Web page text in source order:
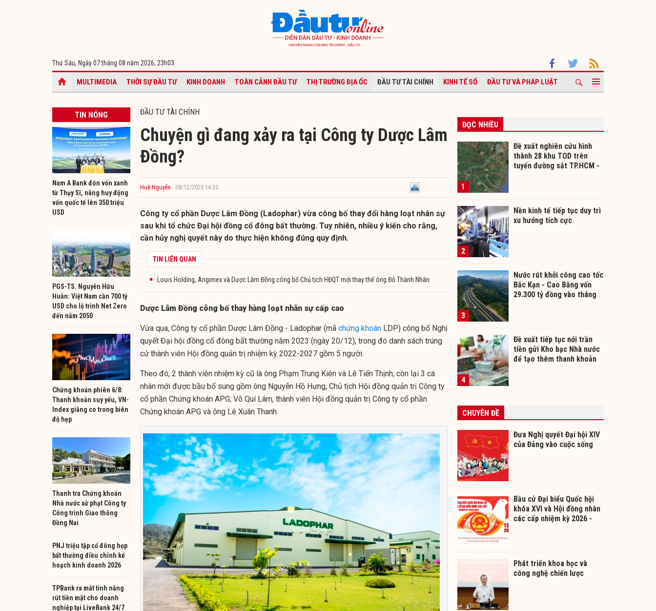
Thứ Sáu, Ngày 07 tháng 08 năm 2026, 23h03
MULTIMEDIA THỜI SỰ ĐẦU TƯ KINH DOANH TOÀN CẢNH ĐẦU TƯ THỊ TRƯỜNG ĐỊA ỐC ĐẦU TƯ TÀI CHÍNH KINH TẾ SỐ ĐẦU TƯ VÀ PHÁP LUẬT
TIN NÓNG
Nam A Bank đón vốn xanh
từ Thụy Sĩ, nâng huy động
vốn quốc tế lên 350 triệu
USD
PGS-TS. Nguyễn Hữu
Huân: Việt Nam cần 700 tỷ
USD cho lộ trình Net Zero
đến năm 2050
Chứng khoán phiên 6/8:
Thanh khoản suy yếu, VN-
Index giằng co trong biên
độ hẹp
Thanh tra Chứng khoán
Nhà nước xử phạt Công ty
Công trình Giao thông
Đồng Nai
PNJ triệu tập cổ đông họp
bất thường điều chỉnh kế
hoạch kinh doanh 2026
TPBank ra mắt tính năng
rút tiền mặt cho doanh
nghiệp tại LiveBank 24/7
ĐẦU TƯ TÀI CHÍNH
Chuyện gì đang xảy ra tại Công ty Dược Lâm
Đồng?
Huệ Nguyễn - 28/12/2023 14:35
Công ty cổ phần Dược Lâm Đồng (Ladophar) vừa công bố thay đổi hàng loạt nhân sự
sau khi tổ chức Đại hội đồng cổ đông bất thường. Tuy nhiên, nhiều ý kiến cho rằng,
cần hủy nghị quyết này do thực hiện không đúng quy định.
TIN LIÊN QUAN
Louis Holding, Angimex và Dược Lâm Đồng công bố Chủ tịch HĐQT mới thay thế ông Đỗ Thành Nhân
Dược Lâm Đồng công bố thay hàng loạt nhân sự cấp cao
Vừa qua, Công ty cổ phần Dược Lâm Đồng - Ladophar (mã chứng khoán LDP) công bố Nghị
quyết Đại hội đồng cổ đông bất thường năm 2023 (ngày 20/12), trong đó danh sách trúng
cử thành viên Hội đồng quản trị nhiệm kỳ 2022-2027 gồm 5 người.
Theo đó, 2 thành viên nhiệm kỳ cũ là ông Phạm Trung Kiên và Lê Tiến Thịnh; còn lại 3 cá
nhân mới được bầu bổ sung gồm ông Nguyễn Hồ Hưng, Chủ tịch Hội đồng quản trị Công ty
cổ phần Chứng khoán APG; Võ Quí Lâm, thành viên Hội đồng quản trị Công ty cổ phần
Chứng khoán APG và ông Lê Xuân Thanh.
ĐỌC NHIỀU
1
Đề xuất nghiên cứu hình
thành 28 khu TOD trên
tuyến đường sắt TP.HCM -
2
Nền kinh tế tiếp tục duy trì
xu hướng tích cực
3
Nước rút khởi công cao tốc
Bắc Kạn - Cao Bằng vốn
29.300 tỷ đồng vào tháng
4
Đề xuất tiếp tục nới trần
tiền gửi Kho bạc Nhà nước
để tạo thêm thanh khoản
CHUYÊN ĐỀ
Đưa Nghị quyết Đại hội XIV
của Đảng vào cuộc sống
Bầu cử Đại biểu Quốc hội
khóa XVI và Hội đồng nhân
các cấp nhiệm kỳ 2026 -
Phát triển khoa học và
công nghệ chiến lược